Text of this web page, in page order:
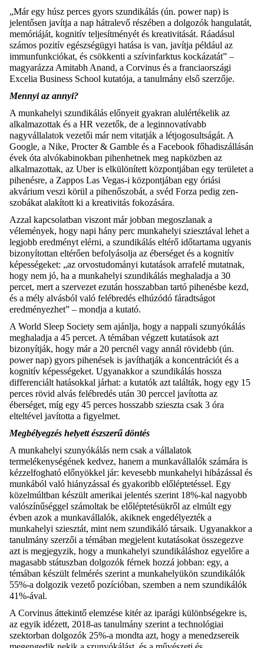
„Már egy húsz perces gyors szundikálás (ún. power nap) is
jelentősen javítja a nap hátralevő részében a dolgozók hangulatát,
memóriáját, kognitív teljesítményét és kreativitását. Ráadásul
számos pozitív egészségügyi hatása is van, javítja például az
immunfunkciókat, és csökkenti a szívinfarktus kockázatát” –
magyarázza Amitabh Anand, a Corvinus és a franciaországi
Excelia Business School kutatója, a tanulmány első szerzője.
Mennyi az annyi?
A munkahelyi szundikálás előnyeit gyakran alulértékelik az
alkalmazottak és a HR vezetők, de a leginnovatívabb
nagyvállalatok vezetői már nem vitatják a létjogosultságát. A
Google, a Nike, Procter & Gamble és a Facebook főhadiszállásán
évek óta alvókabinokban pihenhetnek meg napközben az
alkalmazottak, az Uber is elkülönített központjában egy területet a
pihenésre, a Zappos Las Vegas-i központjában egy óriási
akvárium veszi körül a pihenőszobát, a svéd Forza pedig zen-
szobákat alakított ki a kreativitás fokozására.
Azzal kapcsolatban viszont már jobban megoszlanak a
vélemények, hogy napi hány perc munkahelyi sziesztával lehet a
legjobb eredményt elérni, a szundikálás eltérő időtartama ugyanis
bizonyítottan eltérően befolyásolja az éberséget és a kognitív
képességeket: „az orvostudományi kutatások arrafelé mutatnak,
hogy nem jó, ha a munkahelyi szundikálás meghaladja a 30
percet, mert a szervezet ezután hosszabban tartó pihenésbe kezd,
és a mély alvásból való felébredés elhúzódó fáradtságot
eredményezhet” – mondja a kutató.
A World Sleep Society sem ajánlja, hogy a nappali szunyókálás
meghaladja a 45 percet. A témában végzett kutatások azt
bizonyítják, hogy már a 20 percnél vagy annál rövidebb (ún.
power nap) gyors pihenések is javíthatják a koncentrációt és a
kognitív képességeket. Ugyanakkor a szundikálás hossza
differenciált hatásokkal járhat: a kutatók azt találták, hogy egy 15
perces rövid alvás felébredés után 30 perccel javította az
éberséget, míg egy 45 perces hosszabb szieszta csak 3 óra
elteltével javította a figyelmet.
Megbélyegzés helyett észszerű döntés
A munkahelyi szunyókálás nem csak a vállalatok
termelékenységének kedvez, hanem a munkavállalók számára is
kézzelfogható előnyökkel jár: kevesebb munkahelyi hibázással és
munkából való hiányzással és gyakoribb előléptetéssel. Egy
közelmúltban készült amerikai jelentés szerint 18%-kal nagyobb
valószínűséggel számoltak be előléptetésükről az elmúlt egy
évben azok a munkavállalók, akiknek engedélyezték a
munkahelyi sziesztát, mint nem szundikáló társaik. Ugyanakkor a
tanulmány szerzői a témában megjelent kutatásokat összegezve
azt is megjegyzik, hogy a munkahelyi szundikáláshoz egyelőre a
magasabb státuszban dolgozók férnek hozzá jobban: egy, a
témában készült felmérés szerint a munkahelyükön szundikálók
55%-a dolgozik vezető pozícióban, szemben a nem szundikálók
41%-ával.
A Corvinus áttekintő elemzése kitér az iparági különbségekre is,
az egyik idézett, 2018-as tanulmány szerint a technológiai
szektorban dolgozók 25%-a mondta azt, hogy a menedzsereik